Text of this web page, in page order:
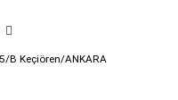
B Keçiören/ANKARA